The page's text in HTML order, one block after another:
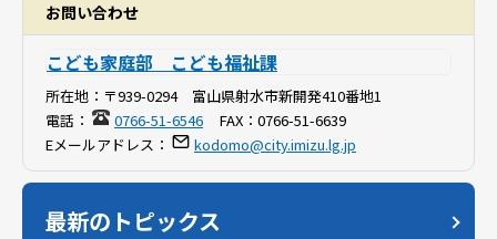
お問い合わせ
こども家庭部 こども福祉課
所在地： 〒939-0294 富山県射水市新開発410番地1
電話：
0766-51-6546 FAX： 0766-51-6639
Eメールアドレス：
kodomo@city.imizu.lg.jp
最新のトピックス